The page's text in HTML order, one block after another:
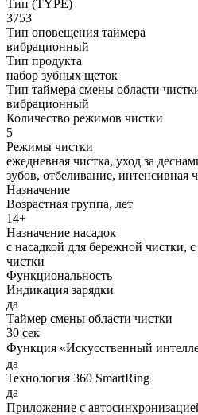
Тип (TYPE)
3753
Тип оповещения таймера
вибрационный
Тип продукта
набор зубных щеток
Тип таймера смены области
вибрационный
Количество режимов чистки
5
Режимы чистки
ежедневная чистка, уход за
зубов, отбеливание, интенсивная
Назначение
Возрастная группа, лет
14+
Назначение насадок
с насадкой для бережной чистки,
чистки
Функциональность
Индикация зарядки
да
Таймер смены области чистки
30 сек
Функция «Искусственный
да
Технология 360 SmartRing
да
Приложение с